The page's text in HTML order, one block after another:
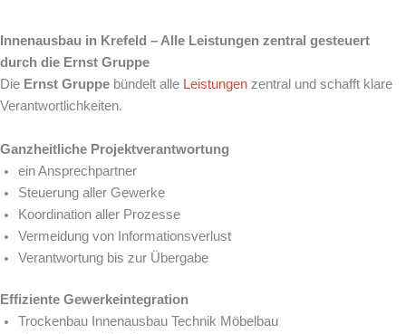
Innenausbau in Krefeld – Alle Leistungen zentral gesteuert
durch die Ernst Gruppe
Die Ernst Gruppe bündelt alle Leistungen zentral und schafft klare
Verantwortlichkeiten.
Ganzheitliche Projektverantwortung
ein Ansprechpartner
Steuerung aller Gewerke
Koordination aller Prozesse
Vermeidung von Informationsverlust
Verantwortung bis zur Übergabe
Effiziente Gewerkeintegration
Trockenbau Innenausbau Technik Möbelbau